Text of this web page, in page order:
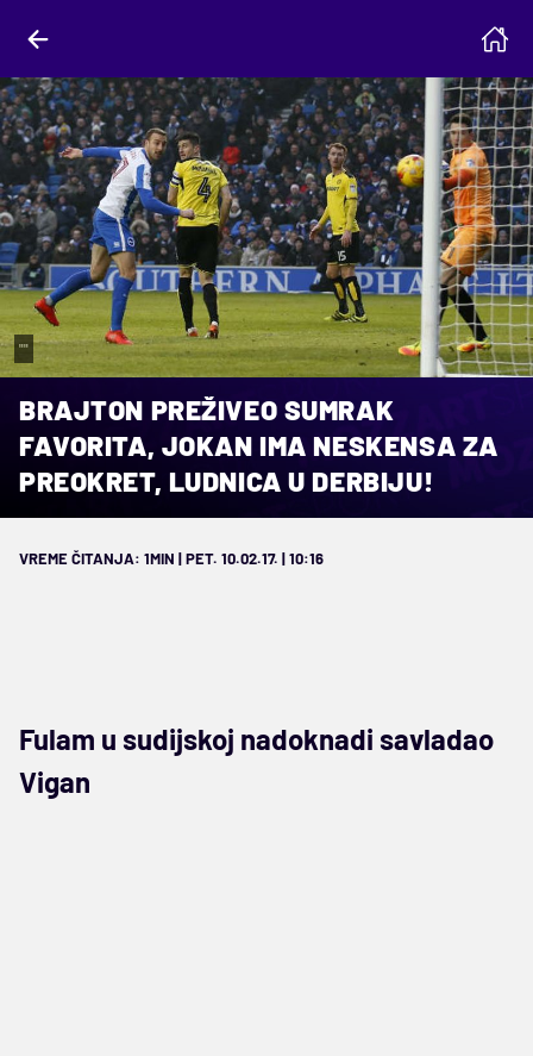
""
BRAJTON PREŽIVEO SUMRAK
FAVORITA, JOKAN IMA NESKENSA ZA
PREOKRET, LUDNICA U DERBIJU!
VREME ČITANJA: 1MIN | PET. 10.02.17. | 10:16
Fulam u sudijskoj nadoknadi savladao
Vigan